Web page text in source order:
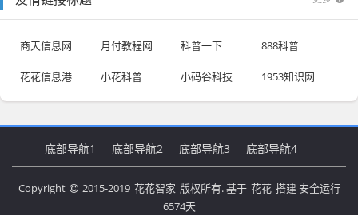
商天信息网 月付教程网 科普一下 888科普
花花信息港 小花科普 小码谷科技 1953知识网
底部导航1 底部导航2 底部导航3 底部导航4
Copyright 2015-2019 花花智家 版权所有. 基于 花花 搭建 安全运行
6574天